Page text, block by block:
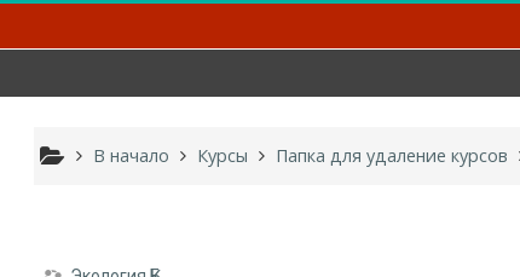
Перейти к основному содержанию
В начало Курсы Папка для удаление курсов